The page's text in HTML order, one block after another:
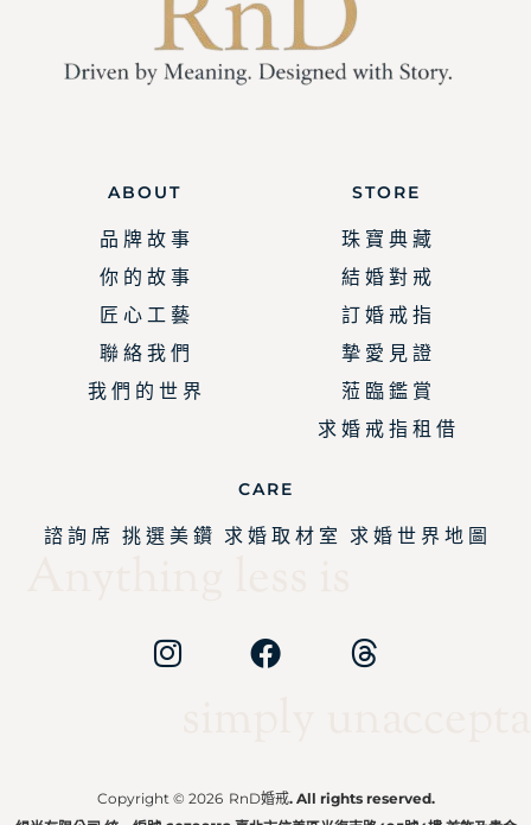
ABOUT
品 牌 故 事
你 的 故 事
匠 心 工 藝
聯 絡 我 們
我 們 的 世 界
STORE
珠 寶 典 藏
結 婚 對 戒
訂 婚 戒 指
摯 愛 見 證
蒞 臨 鑑 賞
求 婚 戒 指 租 借
CARE
諮 詢 席 挑 選 美 鑽 求 婚 取 材 室 求 婚 世 界 地 圖
Copyright © 2026 RnD婚戒. All rights reserved.